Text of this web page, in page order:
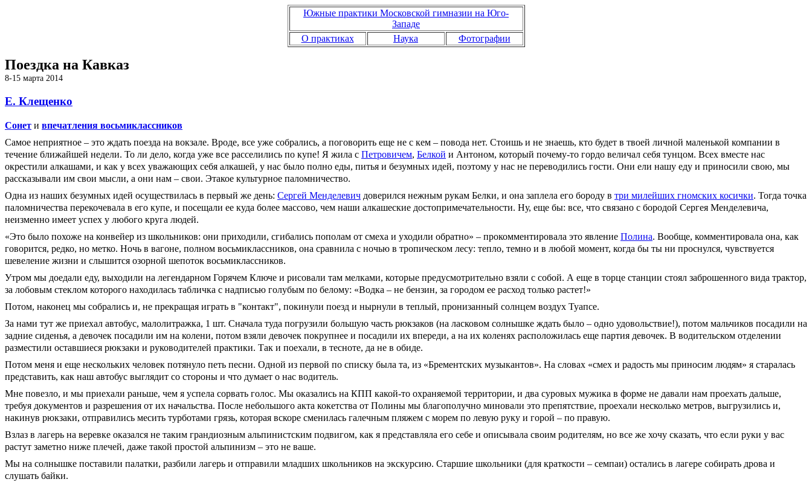
Южные практики Московской гимназии на Юго-
Западе
О практиках
Наука Фотографии
Поездка на Кавказ
8-15 марта 2014
Е. Клещенко
Сонет и впечатления восьмиклассников
Самое неприятное – это ждать поезда на вокзале. Вроде, все уже собрались, а поговорить еще не с кем – повода нет. Стоишь и не знаешь, кто будет в твоей личной маленькой компании в
течение ближайшей недели. То ли дело, когда уже все расселились по купе! Я жила с Петровичем, Белкой и Антоном, который почему-то гордо величал себя тунцом. Всех вместе нас
окрестили алкашами, и как у всех уважающих себя алкашей, у нас было полно еды, питья и безумных идей, поэтому у нас не переводились гости. Они ели нашу еду и приносили свою, мы
рассказывали им свои мысли, а они нам – свои. Этакое культурное паломничество.
Одна из наших безумных идей осуществилась в первый же день: Сергей Менделевич доверился нежным рукам Белки, и она заплела его бороду в три милейших гномских косички. Тогда точка
паломничества перекочевала в его купе, и посещали ее куда более массово, чем наши алкашеские достопримечательности. Ну, еще бы: все, что связано с бородой Сергея Менделевича,
неизменно имеет успех у любого круга людей.
«Это было похоже на конвейер из школьников: они приходили, сгибались пополам от смеха и уходили обратно» – прокомментировала это явление Полина. Вообще, комментировала она, как
говорится, редко, но метко. Ночь в вагоне, полном восьмиклассников, она сравнила с ночью в тропическом лесу: тепло, темно и в любой момент, когда бы ты ни проснулся, чувствуется
шевеление жизни и слышится озорной шепоток восьмиклассников.
Утром мы доедали еду, выходили на легендарном Горячем Ключе и рисовали там мелками, которые предусмотрительно взяли с собой. А еще в торце станции стоял заброшенного вида трактор,
за лобовым стеклом которого находилась табличка с надписью голубым по белому: «Водка – не бензин, за городом ее расход только растет!»
Потом, наконец мы собрались и, не прекращая играть в "контакт", покинули поезд и нырнули в теплый, пронизанный солнцем воздух Туапсе.
За нами тут же приехал автобус, малолитражка, 1 шт. Сначала туда погрузили большую часть рюкзаков (на ласковом солнышке ждать было – одно удовольствие!), потом мальчиков посадили на
задние сиденья, а девочек посадили им на колени, потом взяли девочек покрупнее и посадили их впереди, а на их коленях расположилась еще партия девочек. В водительском отделении
разместили оставшиеся рюкзаки и руководителей практики. Так и поехали, в тесноте, да не в обиде.
Потом меня и еще нескольких человек потянуло петь песни. Одной из первой по списку была та, из «Брементских музыкантов». На словах «смех и радость мы приносим людям» я старалась
представить, как наш автобус выглядит со стороны и что думает о нас водитель.
Мне повезло, и мы приехали раньше, чем я успела сорвать голос. Мы оказались на КПП какой-то охраняемой территории, и два суровых мужика в форме не давали нам проехать дальше,
требуя документов и разрешения от их начальства. После небольшого акта кокетства от Полины мы благополучно миновали это препятствие, проехали несколько метров, выгрузились и,
накинув рюкзаки, отправились месить турботами грязь, которая вскоре сменилась галечным пляжем с морем по левую руку и горой – по правую.
Взлаз в лагерь на веревке оказался не таким грандиозным альпинистским подвигом, как я представляла его себе и описывала своим родителям, но все же хочу сказать, что если руки у вас
растут заметно ниже плечей, даже такой простой альпинизм – это не ваше.
Мы на солнышке поставили палатки, разбили лагерь и отправили младших школьников на экскурсию. Старшие школьники (для краткости – семпаи) остались в лагере собирать дрова и
слушать байки.